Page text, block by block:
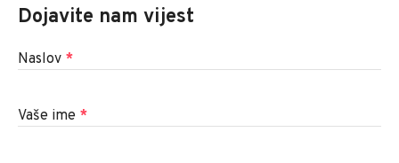
Dojavite nam vijest
Naslov *
Vaše ime *